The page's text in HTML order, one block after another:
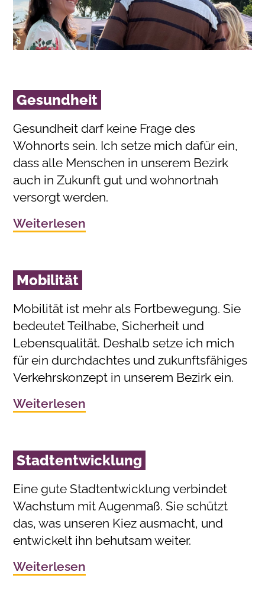
Gesundheit
Gesundheit darf keine Frage des
Wohnorts sein. Ich setze mich dafür ein,
dass alle Menschen in unserem Bezirk
auch in Zukunft gut und wohnortnah
versorgt werden.
Weiterlesen
Mobilität
Mobilität ist mehr als Fortbewegung. Sie
bedeutet Teilhabe, Sicherheit und
Lebensqualität. Deshalb setze ich mich
für ein durchdachtes und zukunftsfähiges
Verkehrskonzept in unserem Bezirk ein.
Weiterlesen
Stadtentwicklung
Eine gute Stadtentwicklung verbindet
Wachstum mit Augenmaß. Sie schützt
das, was unseren Kiez ausmacht, und
entwickelt ihn behutsam weiter.
Weiterlesen